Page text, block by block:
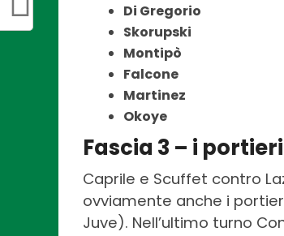
Di Gregorio
Skorupski
Montipò
Falcone
Martinez
Okoye
Fascia 3 – i
Caprile e Scuffet contro
ovviamente anche i
Juve). Nell’ultimo turno